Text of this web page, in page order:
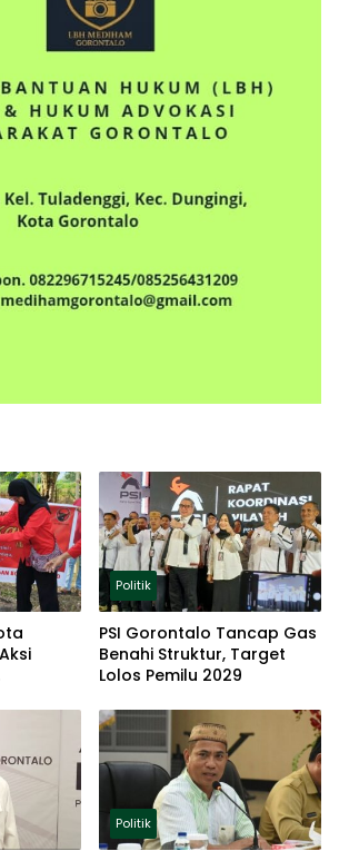
Politik
PSI Gorontalo Tancap Gas
Benahi Struktur, Target
Lolos Pemilu 2029
Politik